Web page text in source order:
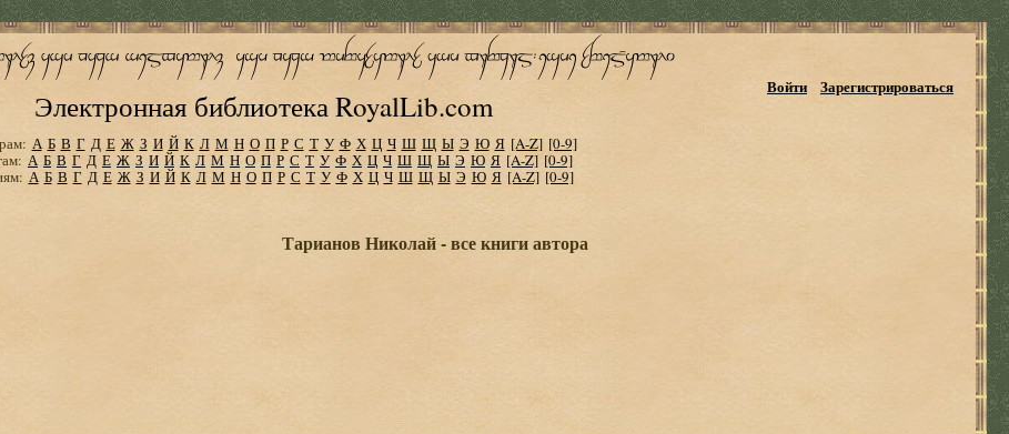
Электронная библиотека RoyalLib.com
Войти Зарегистрироваться
А Б В Г Д Е Ж З И Й К Л М Н О П Р С Т У Ф Х Ц Ч Ш Щ Ы Э Ю Я [A-Z] [0-9]
А Б В Г Д Е Ж З И Й К Л М Н О П Р С Т У Ф Х Ц Ч Ш Щ Ы Э Ю Я [A-Z] [0-9]
А Б В Г Д Е Ж З И Й К Л М Н О П Р С Т У Ф Х Ц Ч Ш Щ Ы Э Ю Я [A-Z] [0-9]
Тарианов Николай - все книги автора